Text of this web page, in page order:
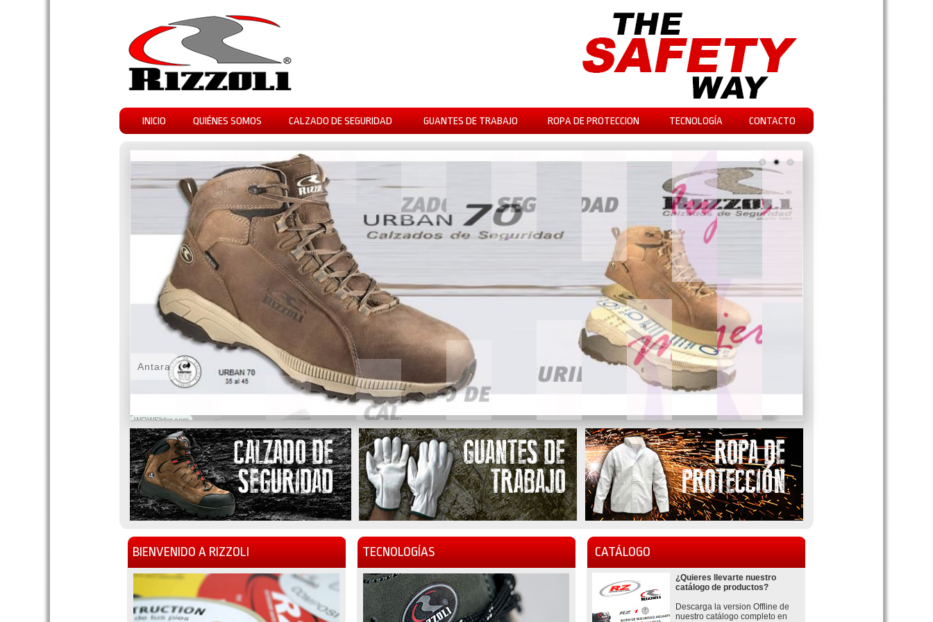
INICIO QUIÉNES SOMOS CALZADO DE SEGURIDAD GUANTES DE TRABAJO ROPA DE PROTECCION TECNOLOGÍA CONTACTO
WOWSlider.com
Antara
BIENVENIDO A RIZZOLI TECNOLOGÍAS CATÁLOGO
¿Quieres llevarte nuestro
catálogo de productos?
Descarga la version Offline de
nuestro catálogo completo en